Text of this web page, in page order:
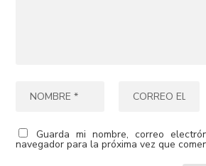
Guarda mi nombre, correo
navegador para la próxima vez que